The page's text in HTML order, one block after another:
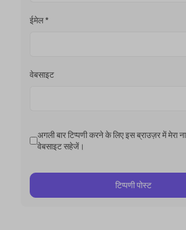
ईमेल*
वेबसाइट
अगली बार टिप्पणी करने के लिए इस ब्राउज़र में मेरा
वेबसाइट सहेजें।